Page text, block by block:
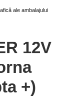
ale ambalajului
12V
+)